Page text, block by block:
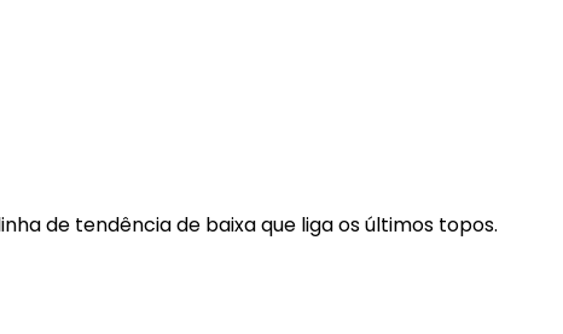
de tendência de baixa que liga os últimos topos.